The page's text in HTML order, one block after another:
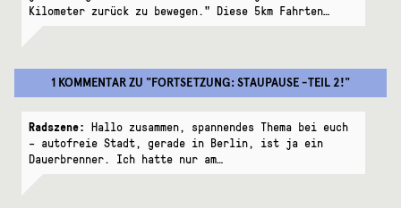
Kilometer zurück zu bewegen." Diese 5km Fahrten…
1 KOMMENTARZU "FORTSETZUNG: STAUPAUSE -TEIL 2!"
Radszene: Hallo zusammen, spannendes Thema bei euch
– autofreie Stadt, gerade in Berlin, ist ja ein
Dauerbrenner. Ich hatte nur am…